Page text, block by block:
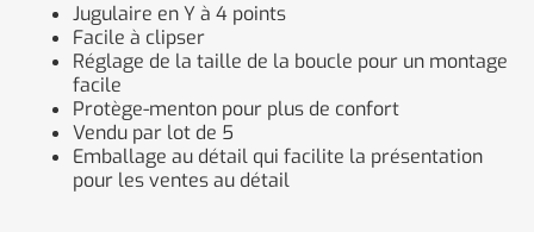
Jugulaire en Y à 4 points
Facile à clipser
Réglage de la taille de la boucle pour un montage
facile
Protège-menton pour plus de confort
Vendu par lot de 5
Emballage au détail qui facilite la présentation
pour les ventes au détail